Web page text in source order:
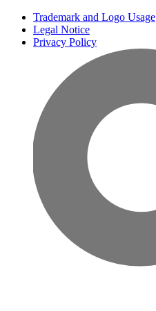
Trademark and Logo Usage
Legal Notice
Privacy Policy